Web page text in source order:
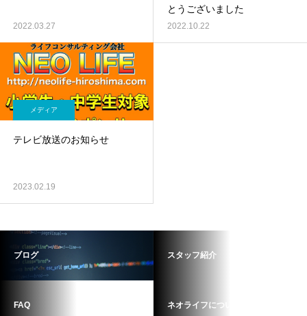
2022.03.27
とうございました
2022.10.22
メディア
テレビ放送のお知らせ
2023.02.19
ブログ スタッフ紹介
FAQ ネオライフについて